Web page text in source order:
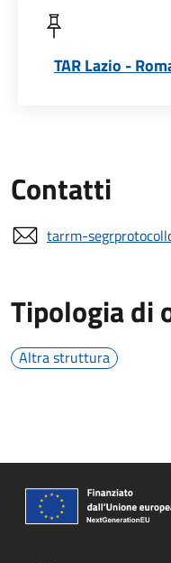
TAR Lazio -
Contatti
tarrm-
Tipologia di
Altra struttura